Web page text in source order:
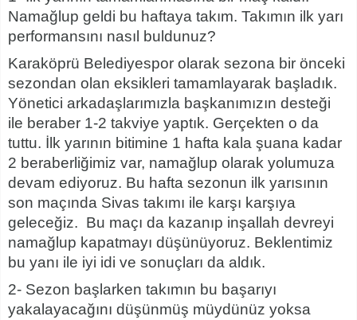
Namağlup geldi bu haftaya takım. Takımın ilk yarı
performansını nasıl buldunuz?
Karaköprü Belediyespor olarak sezona bir önceki
sezondan olan eksikleri tamamlayarak başladık.
Yönetici arkadaşlarımızla başkanımızın desteği
ile beraber 1-2 takviye yaptık. Gerçekten o da
tuttu. İlk yarının bitimine 1 hafta kala şuana kadar
2 beraberliğimiz var, namağlup olarak yolumuza
devam ediyoruz. Bu hafta sezonun ilk yarısının
son maçında Sivas takımı ile karşı karşıya
geleceğiz. Bu maçı da kazanıp inşallah devreyi
namağlup kapatmayı düşünüyoruz. Beklentimiz
bu yanı ile iyi idi ve sonuçları da aldık.
2- Sezon başlarken takımın bu başarıyı
yakalayacağını düşünmüş müydünüz yoksa